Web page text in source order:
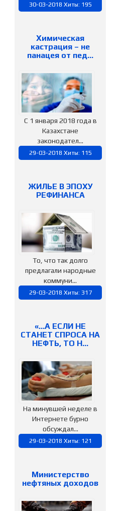
30-03-2018 Хиты: 195
Химическая
кастрация – не
панацея от пед…
С 1 января 2018 года в
Казахстане
законодател...
29-03-2018 Хиты: 115
ЖИЛЬЕ В ЭПОХУ
РЕФИНАНСА
То, что так долго
предлагали народные
коммуни...
29-03-2018 Хиты: 317
«…А ЕСЛИ НЕ
СТАНЕТ СПРОСА НА
НЕФТЬ, ТО Н…
На минувшей неделе в
Интернете бурно
обсуждал...
29-03-2018 Хиты: 121
Министерство
нефтяных доходов